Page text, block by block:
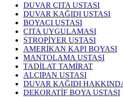
DUVAR ÇITA USTASI
DUVAR KAĞIDI USTASI
BOYACI USTASI
ÇITA UYGULAMASI
STROPİYER USTASI
AMERİKAN KAPI BOYASI
MANTOLAMA USTASI
TADİLAT TAMİRAT
ALÇIPAN USTASI
DUVAR KAĞIDI
DEKORATİF BOYA USTASI